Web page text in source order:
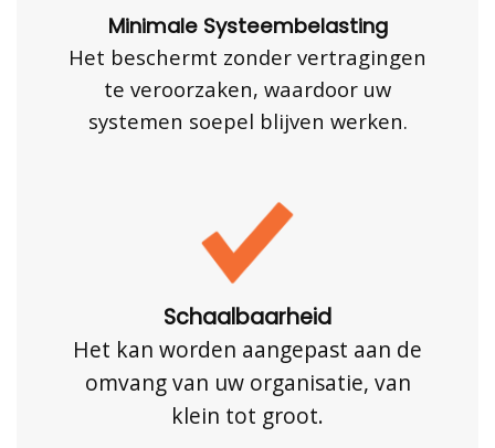
Minimale Systeembelasting
Het beschermt zonder vertragingen
te veroorzaken, waardoor uw
systemen soepel blijven werken.
Schaalbaarheid
Het kan worden aangepast aan de
omvang van uw organisatie, van
klein tot groot.